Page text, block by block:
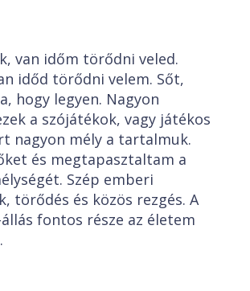
van időm törődni veled.
időd törődni velem. Sőt,
hogy legyen. Nagyon
a szójátékok, vagy játékos
nagyon mély a tartalmuk.
és megtapasztaltam a
Szép emberi
törődés és közös rezgés. A
fontos része az életem